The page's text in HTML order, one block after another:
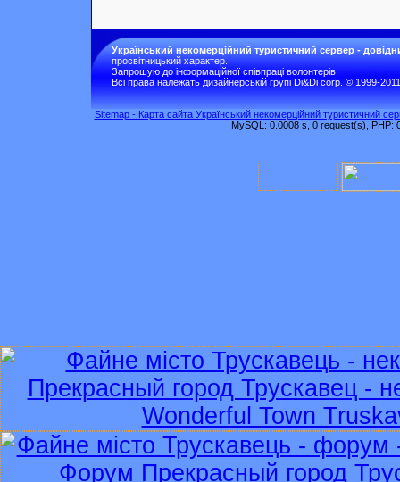
Український некомерційний туристичний сервер -
просвітницький характер.
Запрошую до інформаційної співпраці волонтерів.
Всі права належать дизайнерській групі Di&Di corp. © 1999-2011
Sitemap - Карта сайта Український некомерційний туристичний
MySQL: 0.0008 s, 0 request(s), PHP: